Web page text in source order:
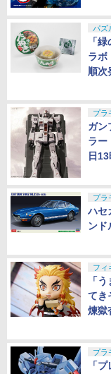
パズ
「
ラボ
順次
プラ
ガン
ラー
日
プラ
ハセ
ンド
フィ
「
てき
煉獄
プラ
「